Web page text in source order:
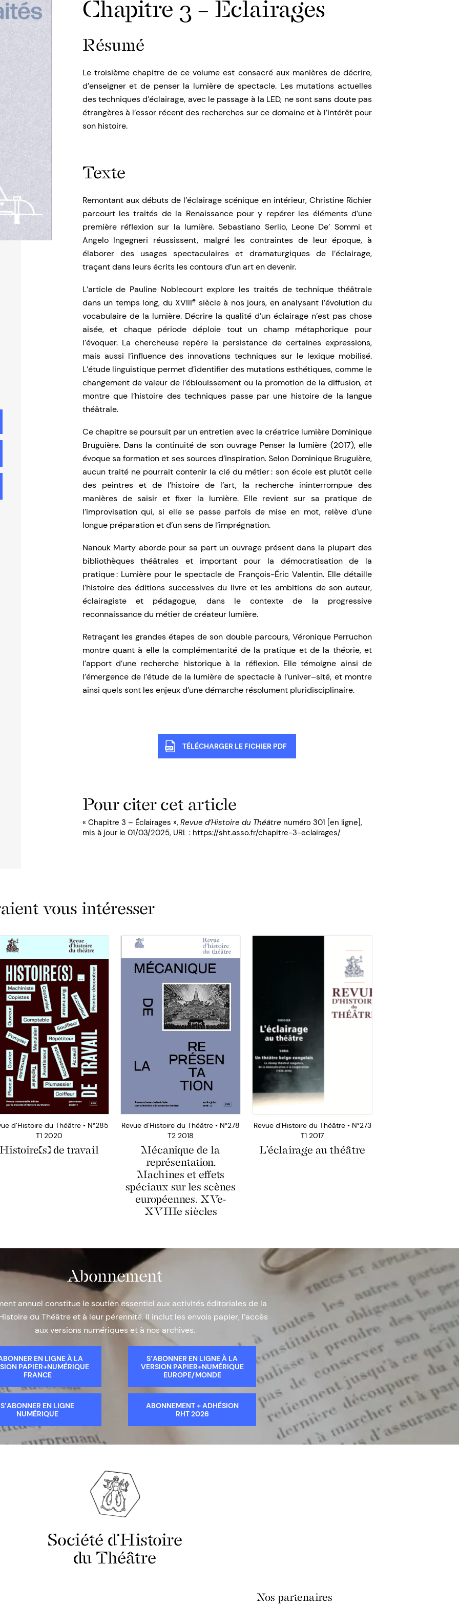
Chapitre 3 – Éclairages
Résumé
Le troisième chapitre de ce volume est consacré aux manières de décrire,
d’enseigner et de penser la lumière de spectacle. Les mutations actuelles
des techniques d’éclairage, avec le passage à la LED, ne sont sans doute pas
étrangères à l’essor récent des recherches sur ce domaine et à l’intérêt pour
son histoire.
Texte
Remontant aux débuts de l’éclairage scénique en intérieur, Christine Richier
parcourt les traités de la Renaissance pour y repérer les éléments d’une
première réflexion sur la lumière. Sebastiano Serlio, Leone De’ Sommi et
Angelo Ingegneri réussissent, malgré les contraintes de leur époque, à
élaborer des usages spectaculaires et dramaturgiques de l’éclairage,
traçant dans leurs écrits les contours d’un art en devenir.
L’article de Pauline Noblecourt explore les traités de technique théâtrale
dans un temps long, du XVIIIe siècle à nos jours, en analysant l’évolution du
vocabulaire de la lumière. Décrire la qualité d’un éclairage n’est pas chose
aisée, et chaque période déploie tout un champ métaphorique pour
l’évoquer. La chercheuse repère la persistance de certaines expressions,
mais aussi l’influence des innovations techniques sur le lexique mobilisé.
L’étude linguistique permet d’identifier des mutations esthétiques, comme le
changement de valeur de l’éblouissement ou la promotion de la diffusion, et
montre que l’histoire des techniques passe par une histoire de la langue
théâtrale.
Ce chapitre se poursuit par un entretien avec la créatrice lumière Dominique
Bruguière. Dans la continuité de son ouvrage Penser la lumière (2017), elle
évoque sa formation et ses sources d’inspiration. Selon Dominique Bruguière,
aucun traité ne pourrait contenir la clé du métier : son école est plutôt celle
des peintres et de l’histoire de l’art, la recherche ininterrompue des
manières de saisir et fixer la lumière. Elle revient sur sa pratique de
l’improvisation qui, si elle se passe parfois de mise en mot, relève d’une
longue préparation et d’un sens de l’imprégnation.
Nanouk Marty aborde pour sa part un ouvrage présent dans la plupart des
bibliothèques théâtrales et important pour la démocratisation de la
pratique : Lumière pour le spectacle de François-Éric Valentin. Elle détaille
l’histoire des éditions successives du livre et les ambitions de son auteur,
éclairagiste et pédagogue, dans le contexte de la progressive
reconnaissance du métier de créateur lumière.
Retraçant les grandes étapes de son double parcours, Véronique Perruchon
montre quant à elle la complémentarité de la pratique et de la théorie, et
l’apport d’une recherche historique à la réflexion. Elle témoigne ainsi de
l’émergence de l’étude de la lumière de spectacle à l’univer–sité, et montre
ainsi quels sont les enjeux d’une démarche résolument pluridisciplinaire.
TÉLÉCHARGER LE FICHIER PDF
Pour citer cet article
« Chapitre 3 – Éclairages », Revue d’Histoire du Théâtre numéro 301 [en ligne],
mis à jour le 01/03/2025, URL : https://sht.asso.fr/chapitre-3-eclairages/
vous intéresser
d’Histoire du Théâtre • N°285
T1 2020
Histoire(s) de travail
Revue d’Histoire du Théâtre • N°278
T2 2018
Mécanique de la
représentation.
Machines et effets
spéciaux sur les scènes
européennes, XVe-
XVIIIe siècles
Revue d’Histoire du Théâtre • N°273
T1 2017
L’éclairage au théâtre
Abonnement
annuel constitue le soutien essentiel aux activités éditoriales de la
du Théâtre et à leur pérennité. Il inclut les envois papier, l’accès
aux versions numériques et à nos archives.
EN LIGNE À LA
PAPIER+NUMÉRIQUE
FRANCE
S’ABONNER EN LIGNE À LA
VERSION PAPIER+NUMÉRIQUE
EUROPE/MONDE
S’ABONNER EN LIGNE
NUMÉRIQUE
ABONNEMENT + ADHÉSION
RHT 2026
Société d'Histoire
du Théâtre
Nos partenaires